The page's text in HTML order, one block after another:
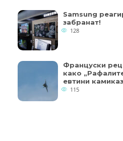
Samsung
забранат!
128
Француски
како
евтини
115